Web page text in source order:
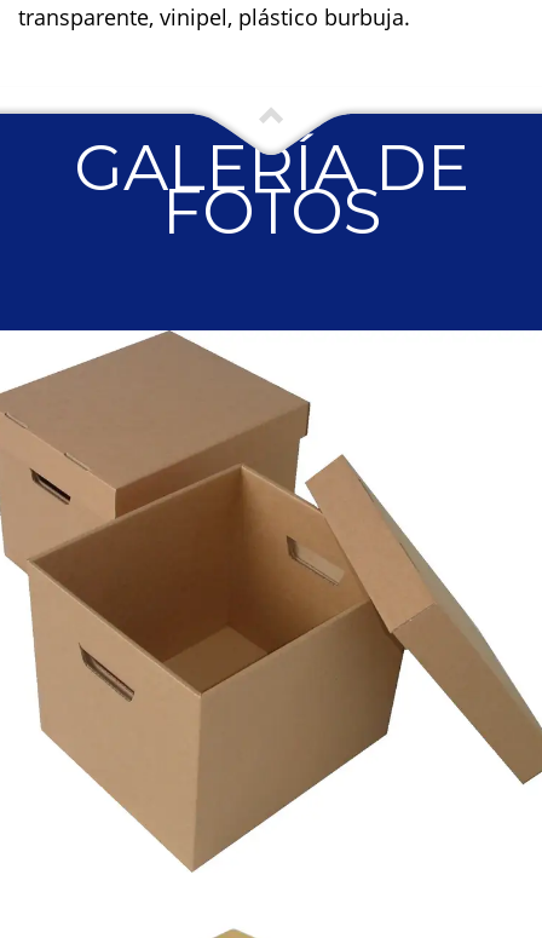
transparente, vinipel, plástico burbuja.
GALERÍA DE
FOTOS